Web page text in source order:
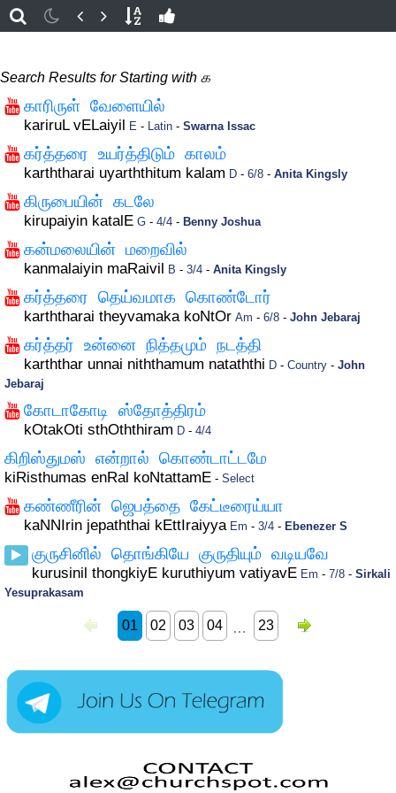
Search Results for Starting with க
காரிருள் வேளையில்
kariruL vELaiyil E - Latin - Swarna Issac
கர்த்தரை உயர்த்திடும் காலம்
karththarai uyarththitum kalam D - 6/8 - Anita Kingsly
கிருபையின் கடலே
kirupaiyin katalE G - 4/4 - Benny Joshua
கன்மலையின் மறைவில்
kanmalaiyin maRaivil B - 3/4 - Anita Kingsly
கர்த்தரை தெய்வமாக கொண்டோர்
karththarai theyvamaka koNtOr Am - 6/8 - John Jebaraj
கர்த்தர் உன்னை நித்தமும் நடத்தி
karththar unnai niththamum nataththi D - Country - John
Jebaraj
கோடாகோடி ஸ்தோத்திரம்
kOtakOti sthOththiram D - 4/4
கிறிஸ்துமஸ் என்றால் கொண்டாட்டமே
kiRisthumas enRal koNtattamE - Select
கண்ணீரின் ஜெபத்தை கேட்டீரைய்யா
kaNNIrin jepaththai kEttIraiyya Em - 3/4 - Ebenezer S
குருசினில் தொங்கியே குருதியும் வடியவே
kurusinil thongkiyE kuruthiyum vatiyavE Em - 7/8 - Sirkali
Yesuprakasam
01 02 03 04 … 23